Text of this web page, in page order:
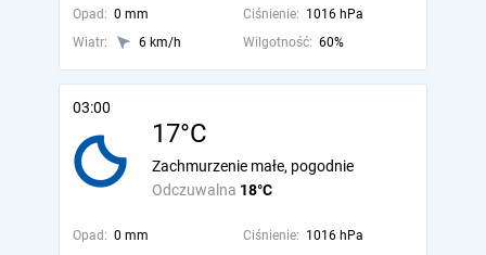
Opad: 0 mm Ciśnienie: 1016 hPa
Wiatr:
6 km/h Wilgotność: 60%
03:00
17°C
Odczuwalna 18°C
Zachmurzenie małe, pogodnie
Opad: 0 mm Ciśnienie: 1016 hPa